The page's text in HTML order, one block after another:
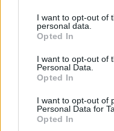
I want to opt-out of
personal data.
Opted In
I want to opt-out of
Personal Data.
Opted In
I want to opt-out of
Personal Data for
Opted In
Θέσεις εργασίας
Θέσεις Εργασίας ανά